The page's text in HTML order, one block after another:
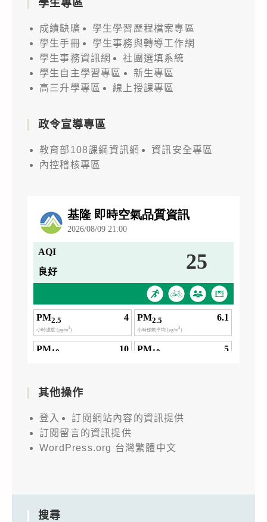
學生專區
成績缺曠
學生學習歷程檔案專區
學生手冊
學生事務與轉導工作網
學生事務資訊網
社團選填系統
學生自主學習專區
新生專區
高三升學專區
線上授課專區
政令宣導專區
教育部108課綱資訊網
資訊安全專區
內控稽核專區
其他操作
登入
訂閱網站內容的資訊提供
訂閱留言的資訊提供
WordPress.org 台灣繁體中文
搜尋